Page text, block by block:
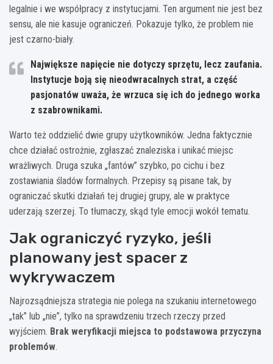
legalnie i we współpracy z instytucjami. Ten argument nie jest bez
sensu, ale nie kasuje ograniczeń. Pokazuje tylko, że problem nie
jest czarno-biały.
Największe napięcie nie dotyczy sprzętu, lecz zaufania.
Instytucje boją się nieodwracalnych strat, a część
pasjonatów uważa, że wrzuca się ich do jednego worka
z szabrownikami.
Warto też oddzielić dwie grupy użytkowników. Jedna faktycznie
chce działać ostrożnie, zgłaszać znaleziska i unikać miejsc
wrażliwych. Druga szuka „fantów” szybko, po cichu i bez
zostawiania śladów formalnych. Przepisy są pisane tak, by
ograniczać skutki działań tej drugiej grupy, ale w praktyce
uderzają szerzej. To tłumaczy, skąd tyle emocji wokół tematu.
Jak ograniczyć ryzyko, jeśli
planowany jest spacer z
wykrywaczem
Najrozsądniejsza strategia nie polega na szukaniu internetowego
„tak” lub „nie”, tylko na sprawdzeniu trzech rzeczy przed
wyjściem. Brak weryfikacji miejsca to podstawowa przyczyna
problemów.